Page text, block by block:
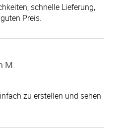
schnelle Lieferung,
Preis.
M.
zu erstellen und sehen